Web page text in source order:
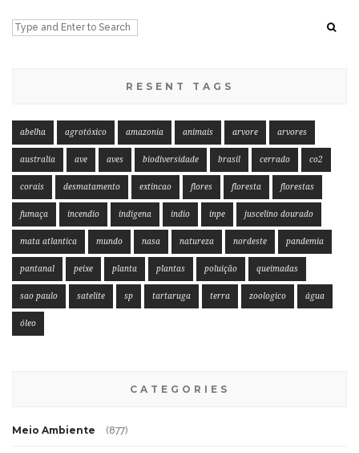
RESENT TAGS
abelha agrotóxico amazonia animais arvore arvores
australia ave aves biodiversidade brasil cerrado co2
corais desmatamento extincao flores floresta florestas
fumaça incendio indigena indio inpe juscelino dourado
mata atlantica mundo nasa natureza nordeste pandemia
pantanal peixe planta plantas poluição queimadas
sao paulo satelite sp tartaruga terra zoologico água
óleo
CATEGORIES
Meio Ambiente (877)